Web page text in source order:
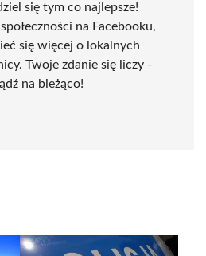
się tym co najlepsze!
na Facebooku,
się więcej o lokalnych
Twoje zdanie się liczy -
na bieżąco!